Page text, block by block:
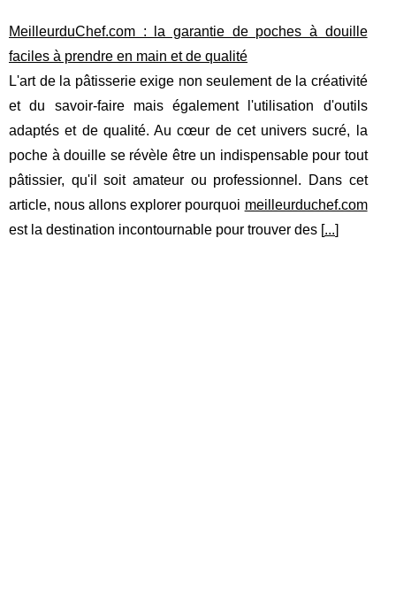
MeilleurduChef.com : la garantie de poches à douille
faciles à prendre en main et de qualité
L'art de la pâtisserie exige non seulement de la créativité
et du savoir-faire mais également l'utilisation d'outils
adaptés et de qualité. Au cœur de cet univers sucré, la
poche à douille se révèle être un indispensable pour tout
pâtissier, qu'il soit amateur ou professionnel. Dans cet
article, nous allons explorer pourquoi meilleurduchef.com
est la destination incontournable pour trouver des [...]